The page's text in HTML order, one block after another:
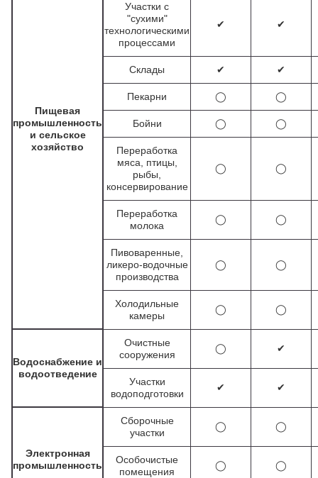
Пищевая
промышленность
и сельское
хозяйство
Участки с
"сухими"
технологическими
процессами
✔ ✔
Склады ✔ ✔
Пекарни ◯ ◯
Бойни ◯ ◯
Переработка
мяса, птицы,
рыбы,
консервирование
◯ ◯
Переработка
молока
◯ ◯
Пивоваренные,
ликеро-водочные
производства
◯ ◯
Холодильные
камеры
◯ ◯
Водоснабжение и
водоотведение
Очистные
сооружения
◯ ✔
Участки
водоподготовки
✔ ✔
Электронная
промышленность
Сборочные
участки
◯ ◯
Особочистые
помещения
◯ ◯